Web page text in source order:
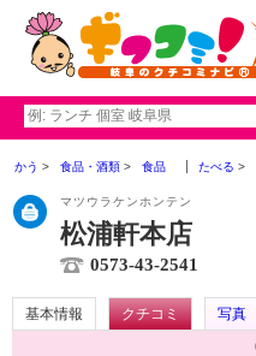
かう 食品・酒類 食品 たべる
マツウラケンホンテン
松浦軒本店
0573-43-2541
基本情報 クチコミ 写真